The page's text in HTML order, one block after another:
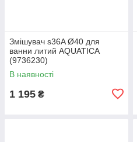
Змішувач s36A Ø40 для
ванни литий AQUATICA
(9736230)
В наявності
1 195 ₴